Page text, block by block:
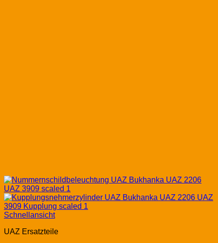
Schnellansicht
UAZ Ersatzteile